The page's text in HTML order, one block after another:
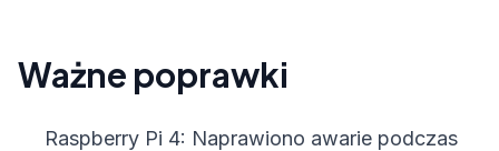
Ważne poprawki
Raspberry Pi 4: Naprawiono awarie podczas